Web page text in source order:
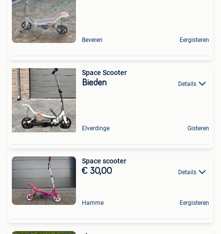
Beveren Eergisteren
Space Scooter
Bieden Details
Elverdinge Gisteren
Space scooter
€ 30,00 Details
Hamme Eergisteren